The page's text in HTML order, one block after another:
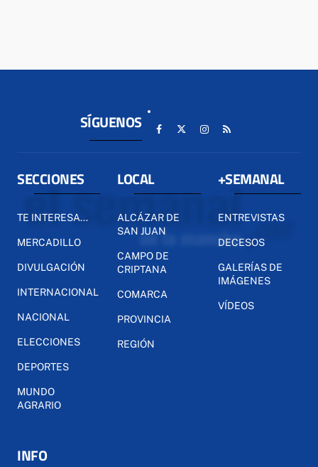
SÍGUENOS
SECCIONES
TE INTERESA...
MERCADILLO
DIVULGACIÓN
INTERNACIONAL
NACIONAL
ELECCIONES
DEPORTES
MUNDO
AGRARIO
LOCAL
ALCÁZAR DE
SAN JUAN
CAMPO DE
CRIPTANA
COMARCA
PROVINCIA
REGIÓN
+SEMANAL
ENTREVISTAS
DECESOS
GALERÍAS DE
IMÁGENES
VÍDEOS
INFO